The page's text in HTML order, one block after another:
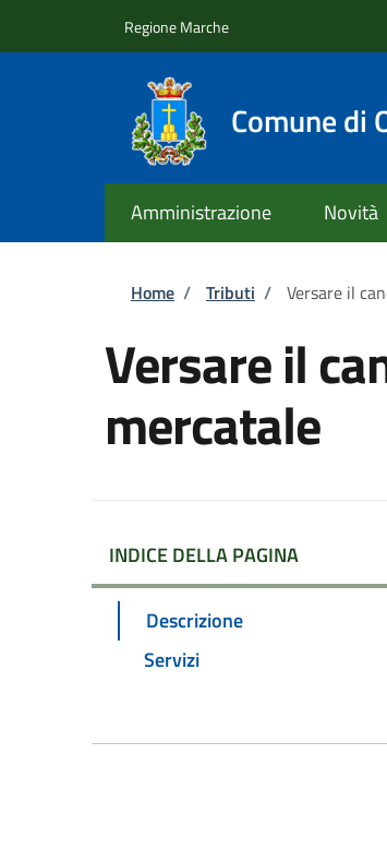
Regione Marche
Comune di
Amministrazione Novità
Briciole di
Home / Tributi / Versare il
Versare il
mercatale
INDICE DELLA PAGINA
Descrizione
Servizi